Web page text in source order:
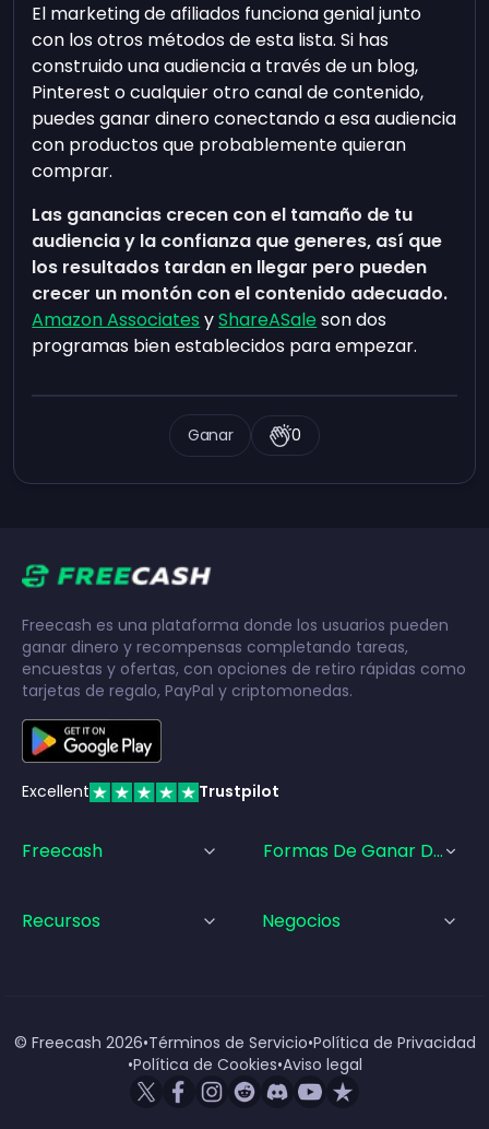
El marketing de afiliados funciona genial junto
con los otros métodos de esta lista. Si has
construido una audiencia a través de un blog,
Pinterest o cualquier otro canal de contenido,
puedes ganar dinero conectando a esa audiencia
con productos que probablemente quieran
comprar.
Las ganancias crecen con el tamaño de tu
audiencia y la confianza que generes, así que
los resultados tardan en llegar pero pueden
crecer un montón con el contenido adecuado.
Amazon Associates yShareASale son dos
programas bien establecidos para empezar.
Ganar 0
Freecash es una plataforma donde los usuarios pueden
ganar dinero y recompensas completando tareas,
encuestas y ofertas, con opciones de retiro rápidas como
tarjetas de regalo, PayPal y criptomonedas.
Excellent Trustpilot
Freecash Formas De Ganar Dinero
Recursos Negocios
© Freecash 2026•Términos de Servicio•Política de Privacidad
•Política de Cookies•Aviso legal